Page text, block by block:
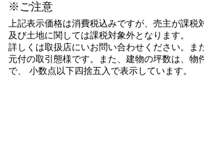
※ご注意
上記表示価格は消費税込みですが、売主が課税
及び土地に関しては課税対象外となります。
詳しくは取扱店にいお問い合わせください。ま
元付の取引態様です。また、建物の坪数は、物
で、 小数点以下四捨五入で表示しています。